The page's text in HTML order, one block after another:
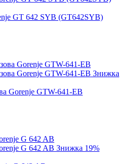
GT 642 SYB (GT642SYB)
Знижка
Gorenje GTW-641-EB
Знижка 19%